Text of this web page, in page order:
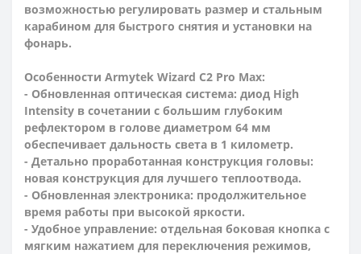
возможностью регулировать размер и стальным
карабином для быстрого снятия и установки на
фонарь.
Особенности Armytek Wizard C2 Pro Max:
- Обновленная оптическая система: диод High
Intensity в сочетании с большим глубоким
рефлектором в голове диаметром 64 мм
обеспечивает дальность света в 1 километр.
- Детально проработанная конструкция головы:
новая конструкция для лучшего теплоотвода.
- Обновленная электроника: продолжительное
время работы при высокой яркости.
- Удобное управление: отдельная боковая кнопка с
мягким нажатием для переключения режимов,